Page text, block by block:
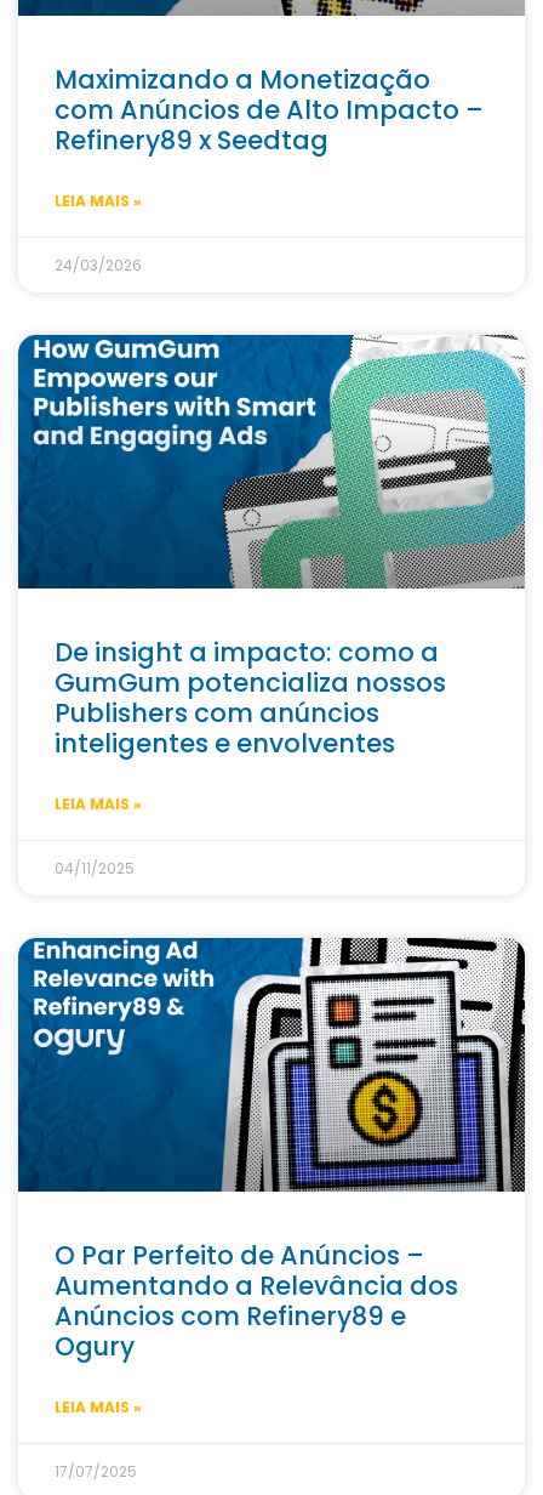
Maximizando a Monetização
com Anúncios de Alto Impacto –
Refinery89 x Seedtag
LEIA MAIS »
24/03/2026
De insight a impacto: como a
GumGum potencializa nossos
Publishers com anúncios
inteligentes e envolventes
LEIA MAIS »
04/11/2025
O Par Perfeito de Anúncios –
Aumentando a Relevância dos
Anúncios com Refinery89 e
Ogury
LEIA MAIS »
17/07/2025